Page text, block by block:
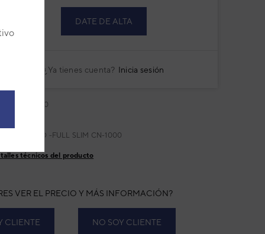
DATE DE ALTA
¿Ya tienes cuenta? Inicia sesión
Daitsu Suelo Slim Crystal AGFD
FULL SLIM CRYSTAL
3IDA32614
AGFD -FULL SLIM CN-1000
técnicos del producto
VER EL PRECIO Y MÁS INFORMACIÓN?
CLIENTE NO SOY CLIENTE